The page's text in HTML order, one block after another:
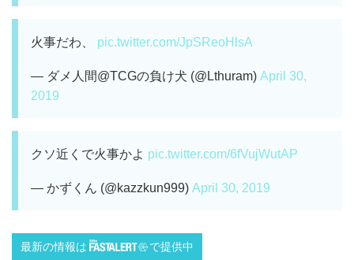
火事だわ、 pic.twitter.com/JpSReoHlsA
— ダメ人間@TCGの負け犬 (@Lthuram) April 30,
2019
クソ近くで火事かよ pic.twitter.com/6fVujWutAP
— かずくん (@kazzkun999) April 30, 2019
最新の情報は で提供中